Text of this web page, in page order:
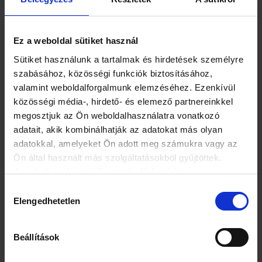
Ez a weboldal sütiket használ
Sütiket használunk a tartalmak és hirdetések személyre
szabásához, közösségi funkciók biztosításához,
valamint weboldalforgalmunk elemzéséhez. Ezenkívül
közösségi média-, hirdető- és elemező partnereinkkel
megosztjuk az Ön weboldalhasználatra vonatkozó
adatait, akik kombinálhatják az adatokat más olyan
adatokkal, amelyeket Ön adott meg számukra vagy az
Ön által használt más szolgáltatásokból gyűjtöttek.
Az adatkezelési tájékoztató elérhető itt.
kiválasztása
Elengedhetetlen
Beállítások
Az alvási körülmények, mindenekelőtt a hálószoba eszközei,
a helyiség ideális hőmérséklete, páratartalma, valamint az
alváshoz. Ezenkívül az sem mindegy, mit fogyasztunk alvás
kerülése javasolt. Szintén fontos az alvási rutin kialakítása,
ami azt jelenti, hogy mindig ugyanabban az időben
feküdjünk le és próbáljunk felkelni, lehetőleg hétvégén és
nyaralás idején is. Fontos korlátozni az elektronikus
eszközök használatát is az alvást megelőző három órában,
hiszen a mesterséges fény (különösen az okostelefonok és
tabletekből áradó kékfény) megzavarhatja a cirkadián
ritmusát.